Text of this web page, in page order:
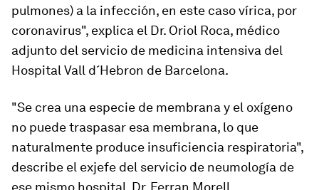
pulmones) a la infección, en este caso vírica, por
coronavirus", explica el Dr. Oriol Roca, médico
adjunto del servicio de medicina intensiva del
Hospital Vall d´Hebron de Barcelona.
"Se crea una especie de membrana y el oxígeno
no puede traspasar esa membrana, lo que
naturalmente produce insuficiencia respiratoria",
describe el exjefe del servicio de neumología de
ese mismo hospital, Dr. Ferran Morell.